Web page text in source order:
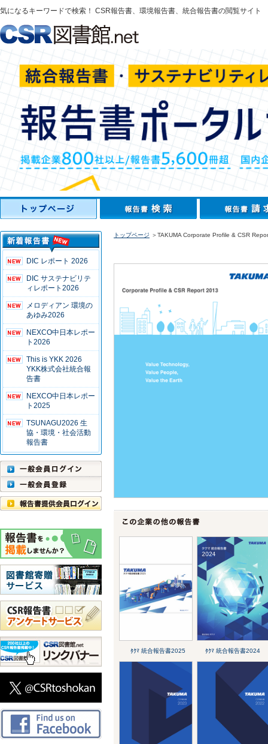
気になるキーワードで検索！ CSR報告書、環境報告書、統合報告書の閲覧サイト
DIC レポート 2026
DIC サステナビリテ
ィレポート2026
メロディアン 環境の
あゆみ2026
NEXCO中日本レポー
ト2026
This is YKK 2026
YKK株式会社統合報
告書
NEXCO中日本レポー
ト2025
TSUNAGU2026 生
協・環境・社会活動
報告書
トップページ ＞TAKUMA Corporate Profile & CSR
ﾀｸﾏ 統合報告書2025 ﾀｸﾏ 統合報告書2024